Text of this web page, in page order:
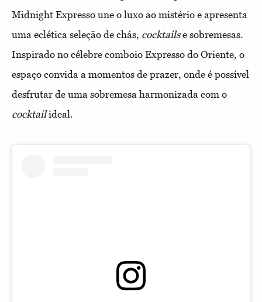
Midnight Expresso une o luxo ao mistério e apresenta
uma eclética seleção de chás, cocktailse sobremesas.
Inspirado no célebre comboio Expresso do Oriente, o
espaço convida a momentos de prazer, onde é possível
desfrutar de uma sobremesa harmonizada com o
cocktailideal.